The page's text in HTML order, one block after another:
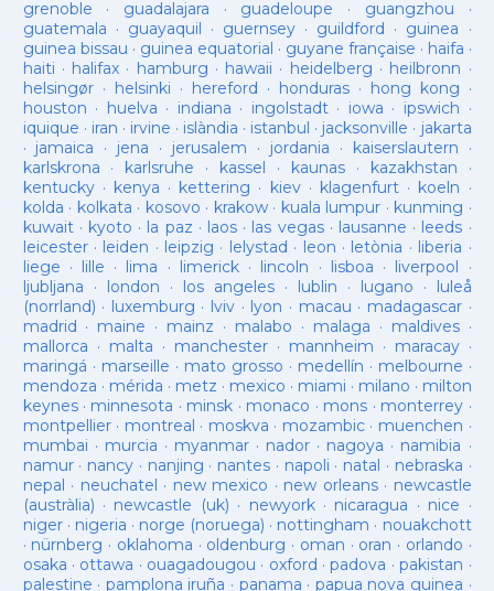
grenoble · guadalajara · guadeloupe · guangzhou ·
guatemala · guayaquil · guernsey· guildford · guinea ·
guinea bissau · guinea equatorial · guyane française · haifa ·
haiti · halifax · hamburg · hawaii · heidelberg · heilbronn ·
helsingør· helsinki · hereford · honduras· hong kong ·
houston · huelva · indiana · ingolstadt· iowa · ipswich ·
iquique · iran · irvine · islàndia · istanbul · jacksonville · jakarta
· jamaica · jena · jerusalem · jordania · kaiserslautern ·
karlskrona · karlsruhe · kassel · kaunas· kazakhstan ·
kentucky· kenya · kettering · kiev· klagenfurt · koeln ·
kolda · kolkata · kosovo · krakow· kuala lumpur · kunming ·
kuwait· kyoto · la paz · laos· las vegas· lausanne · leeds ·
leicester· leiden · leipzig · lelystad · leon · letònia · liberia ·
liege · lille · lima · limerick· lincoln · lisboa · liverpool ·
ljubljana · london · los angeles· lublin · lugano · luleå
(norrland) · luxemburg · lviv · lyon · macau · madagascar·
madrid · maine · mainz · malabo · malaga · maldives·
mallorca · malta · manchester· mannheim · maracay·
maringá · marseille · mato grosso · medellín · melbourne ·
mendoza · mérida · metz · mexico · miami · milano · milton
keynes· minnesota · minsk · monaco · mons · monterrey ·
montpellier· montreal · moskva · mozambic· muenchen ·
mumbai · murcia · myanmar· nador · nagoya · namibia ·
namur· nancy · nanjing · nantes · napoli · natal · nebraska ·
nepal · neuchatel · new mexico · new orleans· newcastle
(austràlia) · newcastle (uk) · newyork· nicaragua · nice ·
niger· nigeria · norge (noruega) · nottingham · nouakchott
· nürnberg · oklahoma · oldenburg · oman · oran · orlando ·
osaka · ottawa · ouagadougou · oxford ·padova ·pakistan ·
palestine · pamplona iruña · panama · papua nova guinea ·